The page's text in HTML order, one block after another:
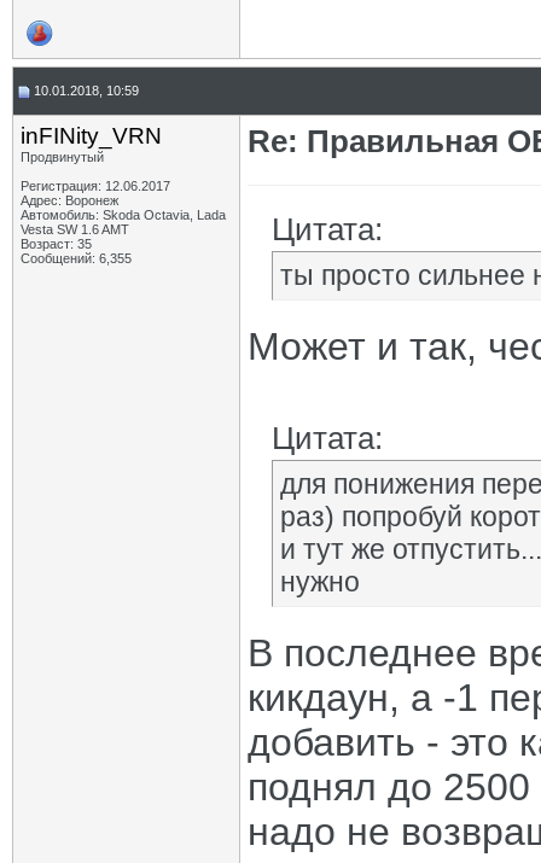
10.01.2018, 10:59
inFINity_VRN
Продвинутый
Регистрация: 12.06.2017
Адрес: Воронеж
Автомобиль: Skoda Octavia, Lada
Vesta SW 1.6 AMT
Возраст: 35
Сообщений: 6,355
Re: Правильная
Цитата:
ты просто сильнее
Может и так,
Цитата:
для понижения
раз) попробуй
и тут же
нужно
В последнее
кикдаун, а -1
добавить - это
поднял до
надо не